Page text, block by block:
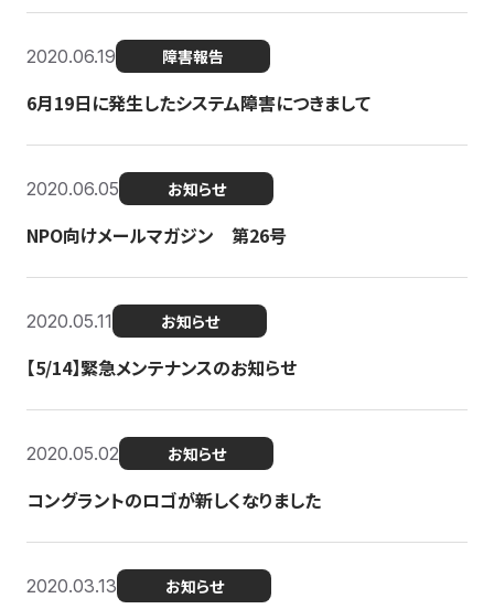
2020.06.19 障害報告
6月19日に発生したシステム障害につきまして
2020.06.05 お知らせ
NPO向けメールマガジン 第26号
2020.05.11 お知らせ
【5/14】緊急メンテナンスのお知らせ
2020.05.02 お知らせ
コングラントのロゴが新しくなりました
2020.03.13 お知らせ